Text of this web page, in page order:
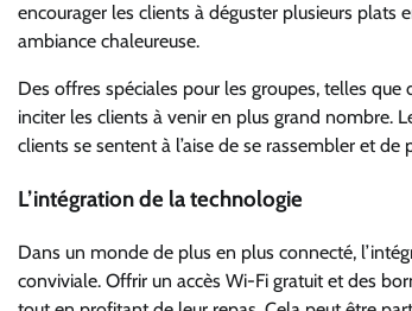
encourager les clients à déguster plusieurs
ambiance chaleureuse.
Des offres spéciales pour les groupes, telles
inciter les clients à venir en plus grand nombre.
clients se sentent à l’aise de se rassembler et
L’intégration de la technologie
Dans un monde de plus en plus connecté,
conviviale. Offrir un accès Wi-Fi gratuit et des